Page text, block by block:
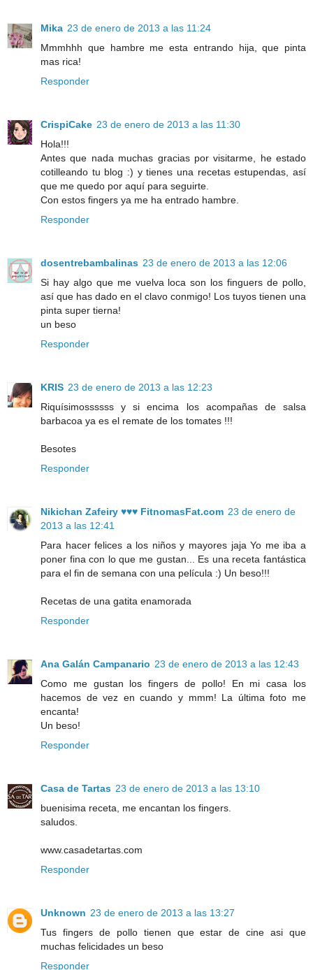
Mika 23 de enero de 2013 a las 11:24
Mmmhhh que hambre me esta entrando hija, que pinta
mas rica!
Responder
CrispiCake 23 de enero de 2013 a las 11:30
Hola!!!
Antes que nada muchas gracias por visitarme, he estado
cotilleando tu blog :) y tienes una recetas estupendas, así
que me quedo por aquí para seguirte.
Con estos fingers ya me ha entrado hambre.
Responder
dosentrebambalinas 23 de enero de 2013 a las 12:06
Si hay algo que me vuelva loca son los finguers de pollo,
así que has dado en el clavo conmigo! Los tuyos tienen una
pinta super tierna!
un beso
Responder
KRIS 23 de enero de 2013 a las 12:23
Riquísimossssss y si encima los acompañas de salsa
barbacoa ya es el remate de los tomates !!!
Besotes
Responder
Nikichan Zafeiry ♥♥♥ FitnomasFat.com 23 de enero de
2013 a las 12:41
Para hacer felices a los niños y mayores jaja Yo me iba a
poner fina con lo que me gustan... Es una receta fantástica
para el fin de semana con una película :) Un beso!!!
Recetas de una gatita enamorada
Responder
Ana Galán Campanario 23 de enero de 2013 a las 12:43
Como me gustan los fingers de pollo! En mi casa los
hacemos de vez en cuando y mmm! La última foto me
encanta!
Un beso!
Responder
Casa de Tartas 23 de enero de 2013 a las 13:10
buenisima receta, me encantan los fingers.
saludos.
www.casadetartas.com
Responder
Unknown 23 de enero de 2013 a las 13:27
Tus fingers de pollo tienen que estar de cine asi que
muchas felicidades un beso
Responder